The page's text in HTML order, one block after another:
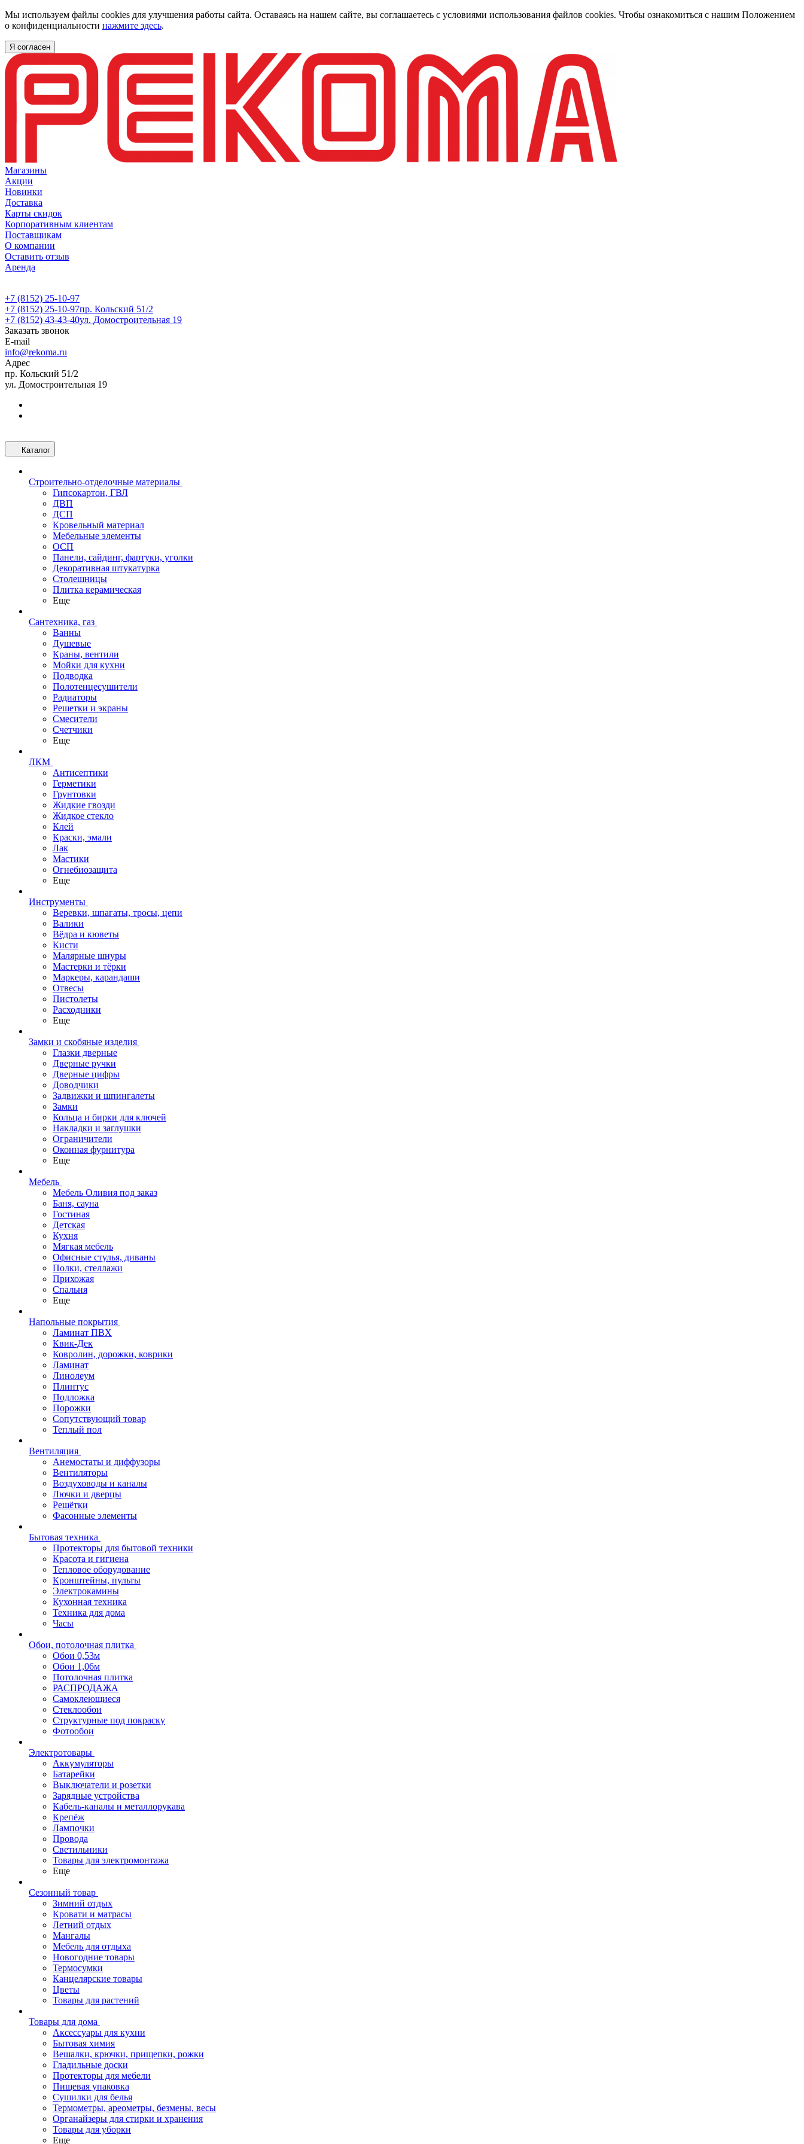
Мы используем файлы cookies для улучшения работы сайта. Оставаясь на нашем сайте, вы соглашаетесь с условиями использования файлов cookies. Чтобы ознакомиться с нашим Положением
о конфиденциальности нажмите здесь.
Я согласен
Магазины
Акции
Новинки
Доставка
Карты скидок
Корпоративным клиентам
Поставщикам
О компании
Оставить отзыв
Аренда
+7 (8152) 25-10-97
+7 (8152) 25-10-97пр. Кольский 51/2
+7 (8152) 43-43-40ул. Домостроительная 19
Заказать звонок
E-mail
info@rekoma.ru
Адрес
пр. Кольский 51/2
ул. Домостроительная 19
Каталог
Строительно-отделочные материалы
Гипсокартон, ГВЛ
ДВП
ДСП
Кровельный материал
Мебельные элементы
ОСП
Панели, сайдинг, фартуки, уголки
Декоративная штукатурка
Столешницы
Плитка керамическая
Еще
Сантехника, газ
Ванны
Душевые
Краны, вентили
Мойки для кухни
Подводка
Полотенцесушители
Радиаторы
Решетки и экраны
Смесители
Счетчики
Еще
ЛКМ
Антисептики
Герметики
Грунтовки
Жидкие гвозди
Жидкое стекло
Клей
Краски, эмали
Лак
Мастики
Огнебиозащита
Еще
Инструменты
Веревки, шпагаты, тросы, цепи
Валики
Вёдра и кюветы
Кисти
Малярные шнуры
Мастерки и тёрки
Маркеры, карандаши
Отвесы
Пистолеты
Расходники
Еще
Замки и скобяные изделия
Глазки дверные
Дверные ручки
Дверные цифры
Доводчики
Задвижки и шпингалеты
Замки
Кольца и бирки для ключей
Накладки и заглушки
Ограничители
Оконная фурнитура
Еще
Мебель
Мебель Оливия под заказ
Баня, сауна
Гостиная
Детская
Кухня
Мягкая мебель
Офисные стулья, диваны
Полки, стеллажи
Прихожая
Спальня
Еще
Напольные покрытия
Ламинат ПВХ
Квик-Дек
Ковролин, дорожки, коврики
Ламинат
Линолеум
Плинтус
Подложка
Порожки
Сопутствующий товар
Теплый пол
Вентиляция
Анемостаты и диффузоры
Вентиляторы
Воздуховоды и каналы
Лючки и дверцы
Решётки
Фасонные элементы
Бытовая техника
Протекторы для бытовой техники
Красота и гигиена
Тепловое оборудование
Кронштейны, пульты
Электрокамины
Кухонная техника
Техника для дома
Часы
Обои, потолочная плитка
Обои 0,53м
Обои 1,06м
Потолочная плитка
РАСПРОДАЖА
Самоклеющиеся
Стеклообои
Структурные под покраску
Фотообои
Электротовары
Аккумуляторы
Батарейки
Выключатели и розетки
Зарядные устройства
Кабель-каналы и металлорукава
Крепёж
Лампочки
Провода
Светильники
Товары для электромонтажа
Еще
Сезонный товар
Зимний отдых
Кровати и матрасы
Летний отдых
Мангалы
Мебель для отдыха
Новогодние товары
Термосумки
Канцелярские товары
Цветы
Товары для растений
Товары для дома
Аксессуары для кухни
Бытовая химия
Вешалки, крючки, прищепки, рожки
Гладильные доски
Протекторы для мебели
Пищевая упаковка
Сушилки для белья
Термометры, ареометры, безмены, весы
Органайзеры для стирки и хранения
Товары для уборки
Еще